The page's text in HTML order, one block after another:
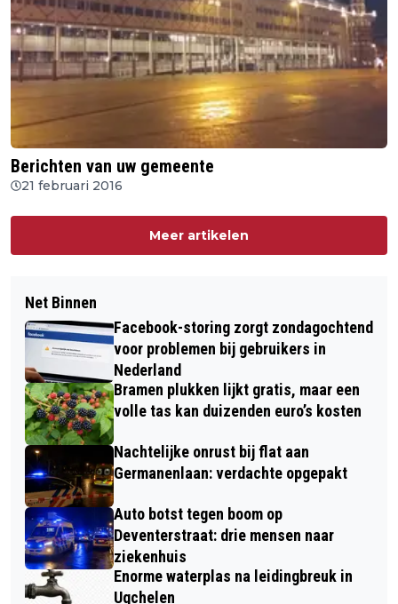
Berichten van uw gemeente
21 februari 2016
Meer artikelen
Net Binnen
Facebook-storing zorgt zondagochtend
voor problemen bij gebruikers in
Nederland
Bramen plukken lijkt gratis, maar een
volle tas kan duizenden euro’s kosten
Nachtelijke onrust bij flat aan
Germanenlaan: verdachte opgepakt
Auto botst tegen boom op
Deventerstraat: drie mensen naar
ziekenhuis
Enorme waterplas na leidingbreuk in
Ugchelen